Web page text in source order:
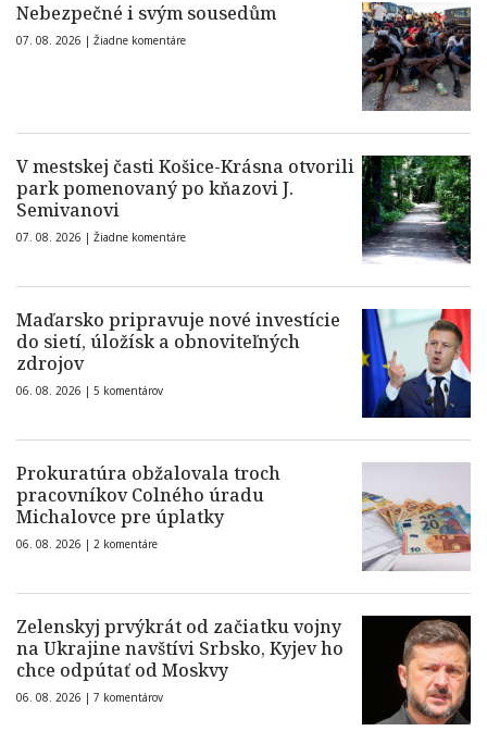
Nebezpečné i svým sousedům
07. 08. 2026 | Žiadne komentáre
V mestskej časti Košice-Krásna otvorili
park pomenovaný po kňazovi J.
Semivanovi
07. 08. 2026 | Žiadne komentáre
Maďarsko pripravuje nové investície
do sietí, úložísk a obnoviteľných
zdrojov
06. 08. 2026 | 5 komentárov
Prokuratúra obžalovala troch
pracovníkov Colného úradu
Michalovce pre úplatky
06. 08. 2026 | 2 komentáre
Zelenskyj prvýkrát od začiatku vojny
na Ukrajine navštívi Srbsko, Kyjev ho
chce odpútať od Moskvy
06. 08. 2026 | 7 komentárov